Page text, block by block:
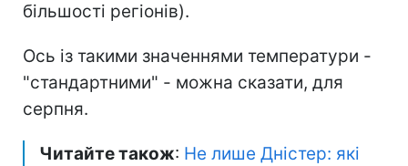
більшості регіонів).
Ось із такими значеннями температури -
"стандартними" - можна сказати, для
серпня.
Читайте також: Не лише Дністер: які